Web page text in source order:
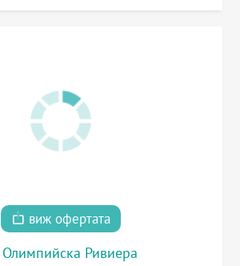
виж офертата
Олимпийска Ривиера